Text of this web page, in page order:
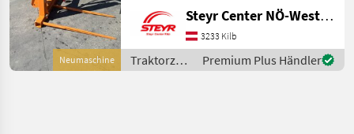
Neumaschine
Ballenspiesser 1100mm 3)
hydr. Klappbar 4) hydr.
ausfahrbare
Abrutschsicherung
Steyr Center NÖ-West - Standort Kilb
3233 Kilb
Traktorzubehör
/ Hauer
Premium Plus Händler